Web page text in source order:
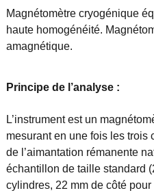
Magnétomètre cryogénique
haute homogénéité.
amagnétique.
Principe de l’analyse :
L’instrument est un
mesurant en une fois les trois
de l’aimantation rémanente
échantillon de taille standard
cylindres, 22 mm de côté